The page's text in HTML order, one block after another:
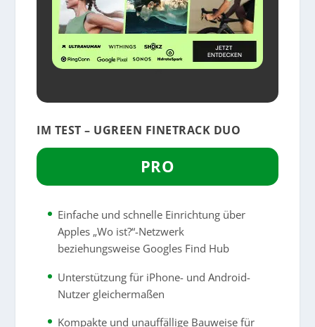
IM TEST – UGREEN FINETRACK DUO
PRO
Einfache und schnelle Einrichtung über
Apples „Wo ist?“-Netzwerk
beziehungsweise Googles Find Hub
Unterstützung für iPhone- und Android-
Nutzer gleichermaßen
Kompakte und unauffällige Bauweise für